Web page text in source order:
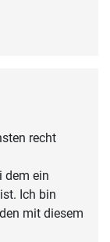
recht
dem ein
Ich bin
mit diesem